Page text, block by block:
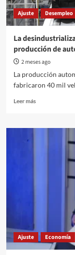
Ajuste Desempleo
La
producción de
2 meses ago
La producción
fabricaron 40 mil
Leer másRead
La
Ajuste Economía